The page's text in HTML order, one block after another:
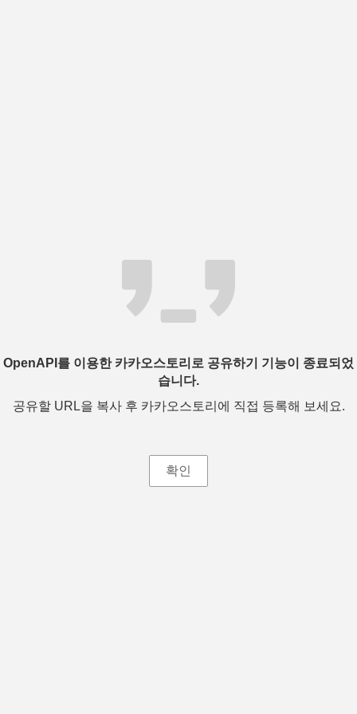
OpenAPI를 이용한 카카오스토리로 공유하기 기능이 종료되었
습니다.
공유할 URL을 복사 후 카카오스토리에 직접 등록해 보세요.
확인